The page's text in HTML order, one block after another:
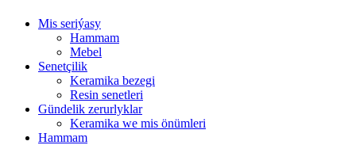
Mis seriýasy
Hammam
Mebel
Senetçilik
Keramika bezegi
Resin senetleri
Gündelik zerurlyklar
Keramika we mis önümleri
Hammam